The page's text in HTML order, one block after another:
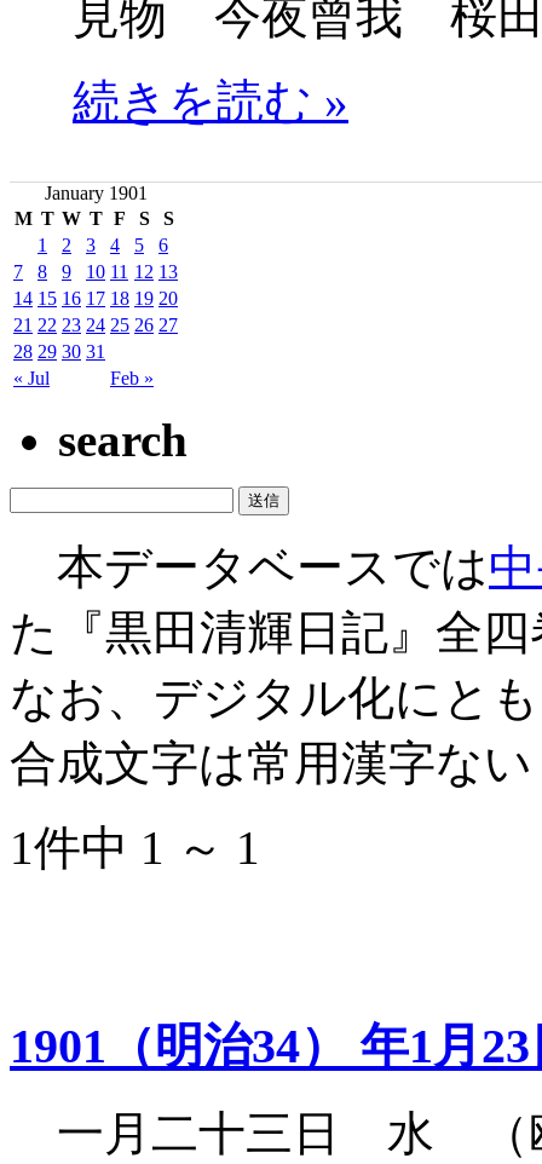
見物 今夜曾我 桜田
続きを読む »
January 1901
M T W T F S S
« Jul Feb »
1 2 3 4 5
6
7
8 9 10 11 12 13
14 15 16 17 18 19 20
21 22 23 24 25 26 27
28 29 30 31
search
本データベースでは
た『黒田清輝日記』全
なお、デジタル化にと
合成文字は常用漢字な
1件中 1 ～ 1
1901（明治34） 年1月
一月二十三日 水 （